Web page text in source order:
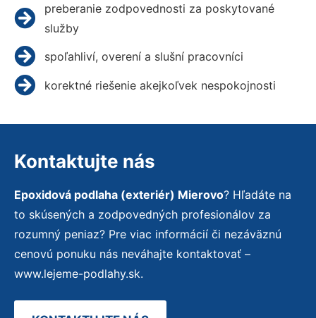
preberanie zodpovednosti za poskytované
služby
spoľahliví, overení a slušní pracovníci
korektné riešenie akejkoľvek nespokojnosti
Kontaktujte nás
Epoxidová podlaha (exteriér) Mierovo? Hľadáte na
to skúsených a zodpovedných profesionálov za
rozumný peniaz? Pre viac informácií či nezáväznú
cenovú ponuku nás neváhajte kontaktovať –
www.lejeme-podlahy.sk.